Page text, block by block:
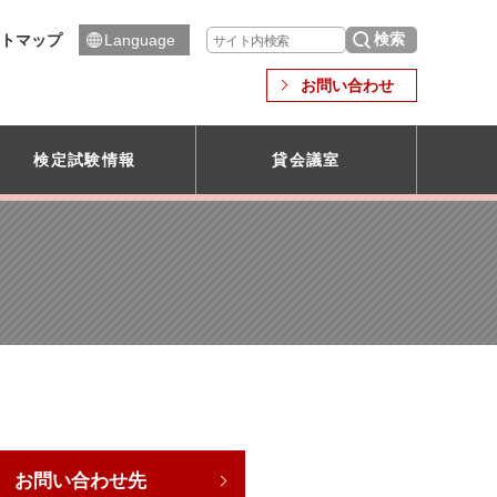
マップ Language
お問い合わせ
検定試験情報 貸会議室
お問い合わせ先